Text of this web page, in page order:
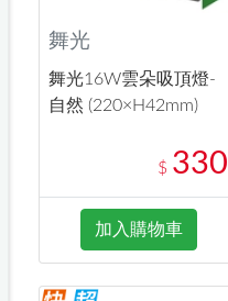
舞光
舞光16W雲朵吸頂燈-
自然 (220×H42mm)
$ 330
加入購物車